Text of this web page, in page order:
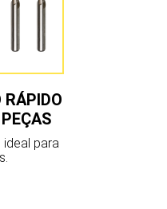
RÁPIDO
ideal para